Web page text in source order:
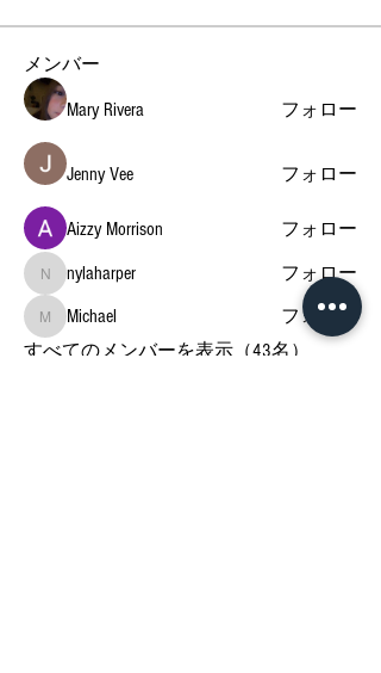
メンバー
Mary Rivera フォロー
Jenny Vee フォロー
Aizzy Morrison フォロー
nylaharper
nylaharper フォロー
MichaelMichael
フォロー
すべてのメンバーを表示（43名）